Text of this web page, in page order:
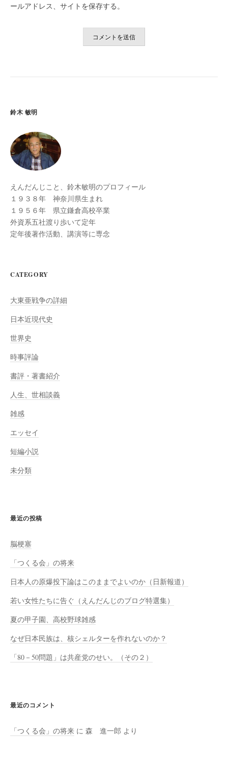
ールアドレス、サイトを保存する。
鈴木 敏明
えんだんじこと、鈴木敏明のプロフィール
１９３８年 神奈川県生まれ
１９５６年 県立鎌倉高校卒業
外資系五社渡り歩いて定年
定年後著作活動、講演等に専念
CATEGORY
大東亜戦争の詳細
日本近現代史
世界史
時事評論
書評・著書紹介
人生、世相談義
雑感
エッセイ
短編小説
未分類
最近の投稿
脳梗塞
「つくる会」の将来
日本人の原爆投下論はこのままでよいのか（日新報道）
若い女性たちに告ぐ（えんだんじのブログ特選集）
夏の甲子園、高校野球雑感
なぜ日本民族は、核シェルターを作れないのか？
「80－50問題」は共産党のせい。（その２）
最近のコメント
「つくる会」の将来 に 森 進一郎 より